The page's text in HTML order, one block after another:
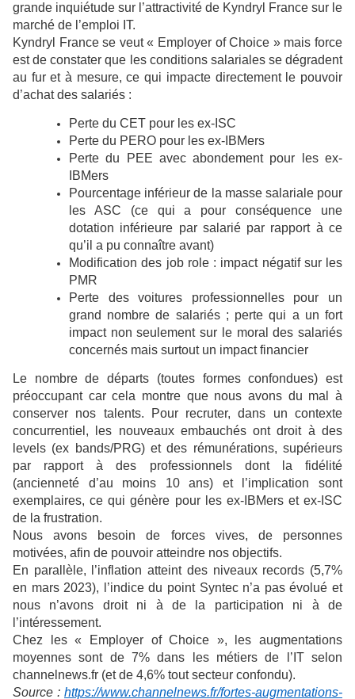
grande inquiétude sur l’attractivité de Kyndryl France sur le
marché de l’emploi IT.
Kyndryl France se veut « Employer of Choice » mais force
est de constater que les conditions salariales se dégradent
au fur et à mesure, ce qui impacte directement le pouvoir
d’achat des salariés :
Perte du CET pour les ex-ISC
Perte du PERO pour les ex-IBMers
Perte du PEE avec abondement pour les ex-
IBMers
Pourcentage inférieur de la masse salariale pour
les ASC (ce qui a pour conséquence une
dotation inférieure par salarié par rapport à ce
qu’il a pu connaître avant)
Modification des job role : impact négatif sur les
PMR
Perte des voitures professionnelles pour un
grand nombre de salariés ; perte qui a un fort
impact non seulement sur le moral des salariés
concernés mais surtout un impact financier
Le nombre de départs (toutes formes confondues) est
préoccupant car cela montre que nous avons du mal à
conserver nos talents. Pour recruter, dans un contexte
concurrentiel, les nouveaux embauchés ont droit à des
levels (ex bands/PRG) et des rémunérations, supérieurs
par rapport à des professionnels dont la fidélité
(ancienneté d’au moins 10 ans) et l’implication sont
exemplaires, ce qui génère pour les ex-IBMers et ex-ISC
de la frustration.
Nous avons besoin de forces vives, de personnes
motivées, afin de pouvoir atteindre nos objectifs.
En parallèle, l’inflation atteint des niveaux records (5,7%
en mars 2023), l’indice du point Syntec n’a pas évolué et
nous n’avons droit ni à de la participation ni à de
l’intéressement.
Chez les « Employer of Choice », les augmentations
moyennes sont de 7% dans les métiers de l’IT selon
channelnews.fr (et de 4,6% tout secteur confondu).
Source : https://www.channelnews.fr/fortes-augmentations-